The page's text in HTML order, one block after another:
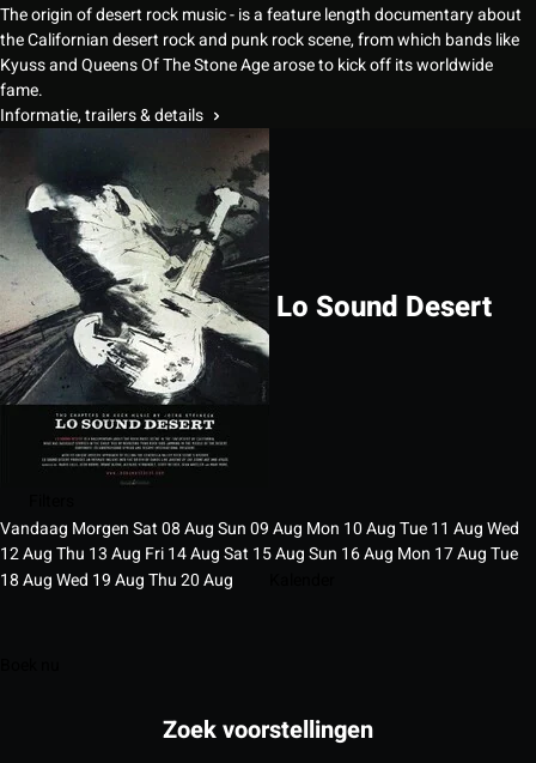
The origin of desert rock music - is a feature length documentary about
the Californian desert rock and punk rock scene, from which bands like
Kyuss and Queens Of The Stone Age arose to kick off its worldwide
fame.
Informatie, trailers & details
Lo Sound Desert
Vandaag MorgenSat08AugSun09Aug Mon 10AugTue11 AugWed
12AugThu 13Aug Fri14AugSat 15AugSun 16Aug Mon 17AugTue
18AugWed 19AugThu20Aug
Zoek voorstellingen